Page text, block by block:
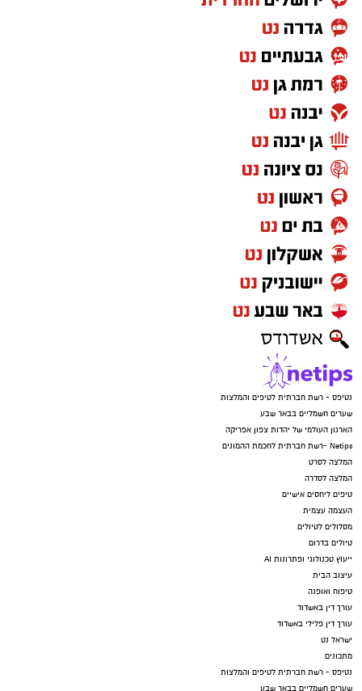
נטיפס - רשת חברתית לטיפים והמלצות
שערים חשמליים בבאר שבע
הארגון העולמי של יהדות צפון אפריקה
Netips -רשת חברתית לחכמת ההמונים
המלצה לסרט
המלצה לסדרה
טיפים ליחסים אישיים
העצמה עצמית
מסלולים לטיולים
טיולים בדרום
ייעוץ טכנולוגי ופתרונות AI
עיצוב הבית
טיפוח ואופנה
עורך דין באשדוד
עורך דין פלילי באשדוד
ישראל נט
מתכונים
נטיפס - רשת חברתית לטיפים והמלצות
שערים חשמליים בבאר שבע